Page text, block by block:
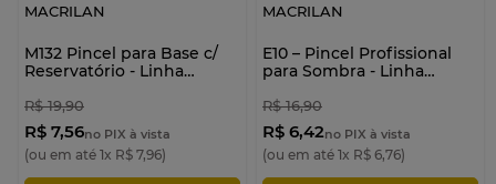
MACRILAN
M132 Pincel para Base c/
Reservatório - Linha
R$ 19,90
R$ 7,56no PIX à vista
(ou em até 1x R$ 7,96)
MACRILAN
E10 – Pincel Profissional
para Sombra - Linha
R$ 16,90
R$ 6,42no PIX à vista
(ou em até 1x R$ 6,76)